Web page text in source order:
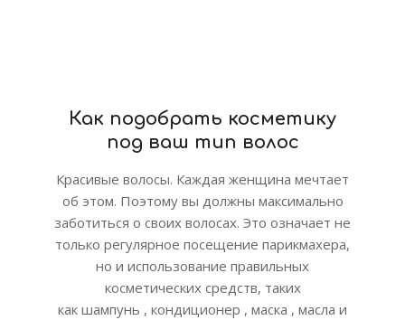
Как подобрать косметику
под ваш тип волос
Красивые волосы. Каждая женщина мечтает
об этом. Поэтому вы должны максимально
заботиться о своих волосах. Это означает не
только регулярное посещение парикмахера,
но и использование правильных
косметических средств, таких
как шампунь , кондиционер , маска , масла и